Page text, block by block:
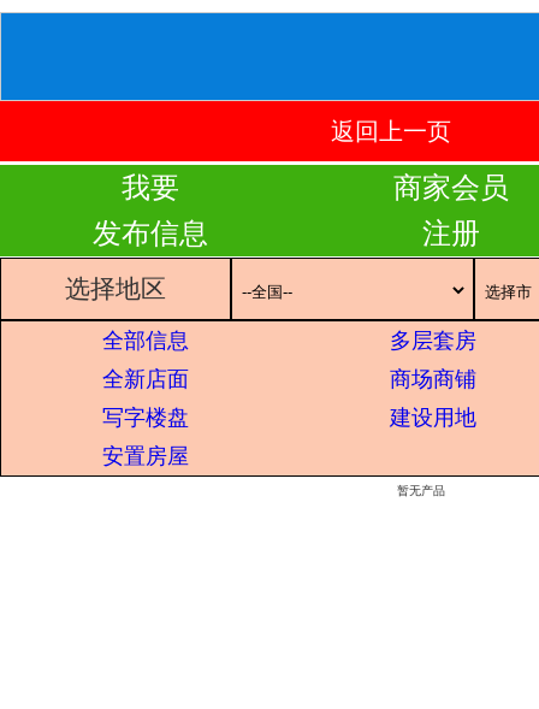
返回上一页
我要
发布信息
商家会员
注册
选择地区
全部信息
多层套房
全新店面
商场商铺
写字楼盘
建设用地
安置房屋
暂无产品